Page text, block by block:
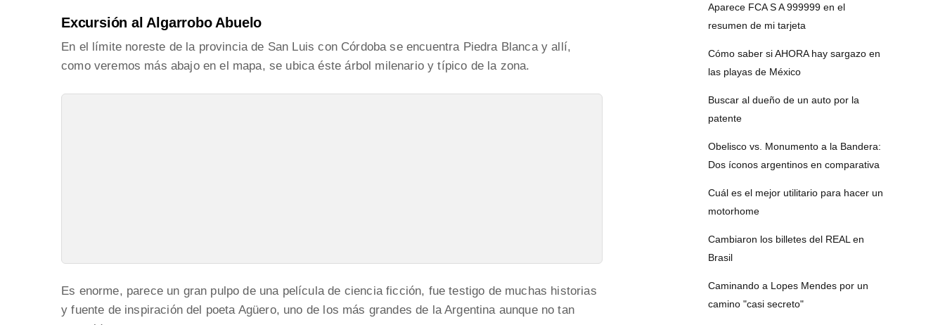
Excursión al Algarrobo Abuelo
En el límite noreste de la provincia de San Luis con Córdoba se encuentra Piedra Blanca y allí,
como veremos más abajo en el mapa, se ubica éste árbol milenario y típico de la zona.
Es enorme, parece un gran pulpo de una película de ciencia ficción, fue testigo de muchas historias
y fuente de inspiración del poeta Agüero, uno de los más grandes de la Argentina aunque no tan
Aparece FCA S A 999999 en el
resumen de mi tarjeta
Cómo saber si AHORA hay sargazo en
las playas de México
Buscar al dueño de un auto por la
patente
Obelisco vs. Monumento a la Bandera:
Dos íconos argentinos en comparativa
Cuál es el mejor utilitario para hacer un
motorhome
Cambiaron los billetes del REAL en
Brasil
Caminando a Lopes Mendes por un
camino "casi secreto"